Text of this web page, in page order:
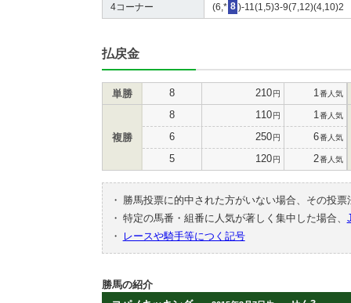
4コーナー (6,* 8 )-11(1,5)3-9(7,12)(4,10)2
払戻金
単勝 8 210円 1 番人気
複勝
8 110円 1 番人気
6 250円 6番人気
5 120円 2番人気
・
勝馬投票に的中された方がいない場合、その投
・ 特定の馬番・組番に人気が著しく集中した場合、
・
レースや騎手等につく記号
勝馬の紹介